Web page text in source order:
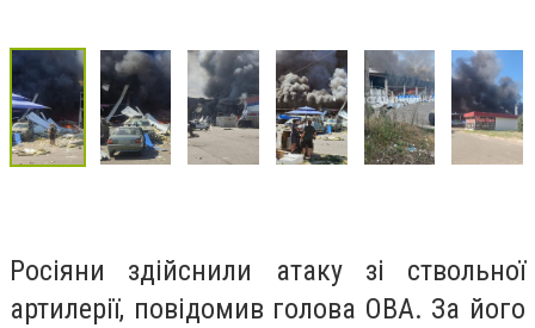
Росіяни здійснили атаку зі ствольної
артилерії, повідомив голова ОВА. За його